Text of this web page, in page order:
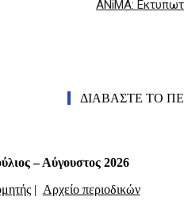
ANiMA:
ΔΙΑΒΑΣΤΕ ΤΟ
– Αύγουστος 2026
| Αρχείο περιοδικών